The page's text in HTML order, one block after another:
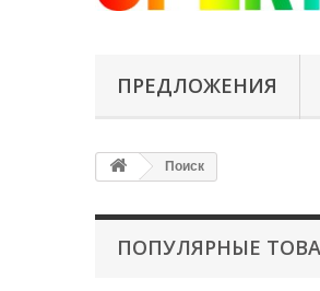
ПРЕДЛОЖЕНИЯ
Поиск
ПОПУЛЯРНЫЕ